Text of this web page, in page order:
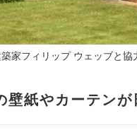
家フィリップ ウェッブと
紙やカーテンが